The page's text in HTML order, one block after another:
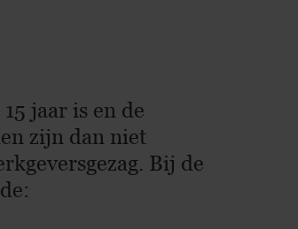
jaar is en de
zijn dan niet
Bij de